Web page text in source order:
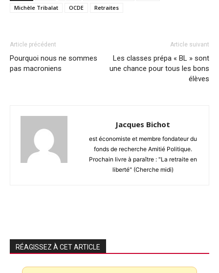
Michèle Tribalat
OCDE Retraites
Article précédent
Pourquoi nous ne sommes
pas macroniens
Article suivant
Les classes prépa « BL » sont
une chance pour tous les bons
élèves
Jacques Bichot
est économiste et membre fondateur du
fonds de recherche Amitié Politique.
Prochain livre à paraître : "La retraite en
liberté" (Cherche midi)
RÉAGISSEZ À CET ARTICLE